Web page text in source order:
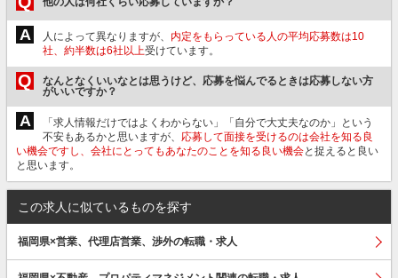
A 人によって異なりますが、 内定をもらっている人の平均応募数は10
社、約半数は6社以上受けています。
Q
なんとなくいいなとは思うけど、応募を悩んでるときは応募しない方
がいいですか？
A
「求人情報だけではよくわからない」「自分で大丈夫なのか」という
不安もあるかと思いますが、 応募して面接を受けるのは会社を知る良
い機会ですし、会社にとってもあなたのことを知る良い機会と捉えると良い
と思います。
この求人に似ているものを探す
福岡県×営業、代理店営業、渉外の転職・求人